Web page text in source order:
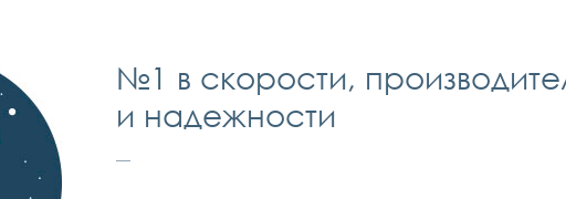
№1 в скорости,
и надежности